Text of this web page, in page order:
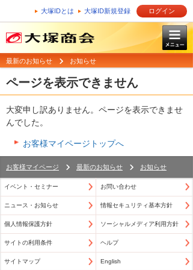
大塚IDとは 大塚ID新規登録 ログイン
最新のお知らせ お知らせ
ページを表示できません
大変申し訳ありません。ページを表示できませ
んでした。
お客様マイページトップへ
お客様マイページ 最新のお知らせ お知らせ
イベント・セミナー お問い合わせ
ニュース・お知らせ 情報セキュリティ基本方針
個人情報保護方針 ソーシャルメディア利用方針
サイトの利用条件 ヘルプ
サイトマップ English